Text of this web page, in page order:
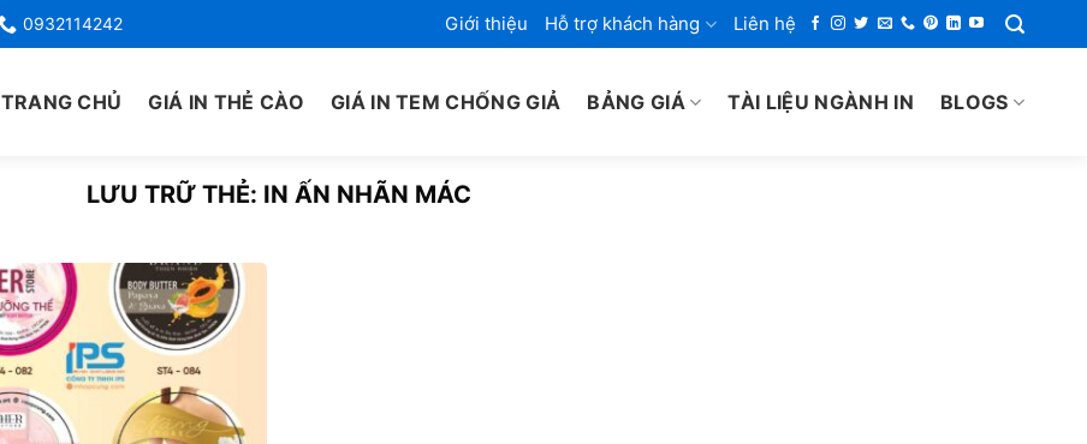
0932114242 Giới thiệu Hỗ trợ khách hàng Liên hệ
TRANG CHỦ GIÁ IN THẺ CÀO GIÁ IN TEM CHỐNG GIẢ BẢNG GIÁ TÀI LIỆU NGÀNH IN BLOGS
LƯU TRỮ THẺ: IN ẤN NHÃN MÁC